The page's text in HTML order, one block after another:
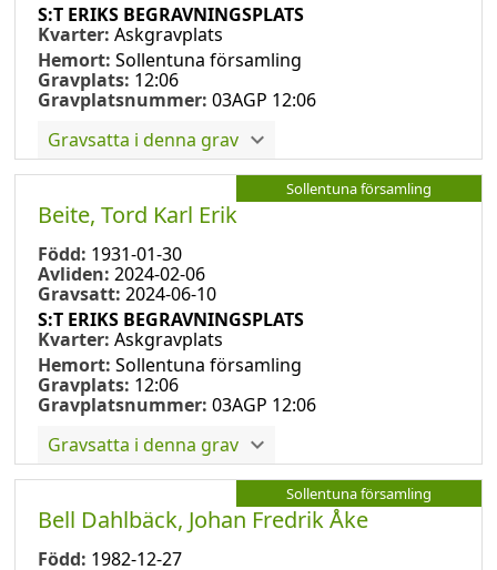
S:T ERIKS BEGRAVNINGSPLATS
Kvarter: Askgravplats
Hemort: Sollentuna församling
Gravplats: 12:06
Gravplatsnummer: 03AGP 12:06
Gravsatta i denna grav
Sollentuna församling
Beite, Tord Karl Erik
Född: 1931-01-30
Avliden: 2024-02-06
Gravsatt: 2024-06-10
S:T ERIKS BEGRAVNINGSPLATS
Kvarter: Askgravplats
Hemort: Sollentuna församling
Gravplats: 12:06
Gravplatsnummer: 03AGP 12:06
Gravsatta i denna grav
Sollentuna församling
Bell Dahlbäck, Johan Fredrik Åke
Född: 1982-12-27